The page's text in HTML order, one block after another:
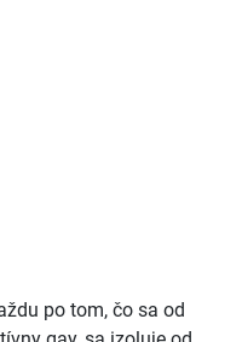
po tom, čo sa od